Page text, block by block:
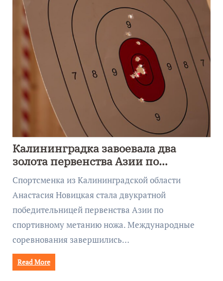
Калининградка завоевала два
золота первенства Азии по
метанию ножа
Спортсменка из Калининградской области
Анастасия Новицкая стала двукратной
победительницей первенства Азии по
спортивному метанию ножа. Международные
соревнования завершились…
Read More